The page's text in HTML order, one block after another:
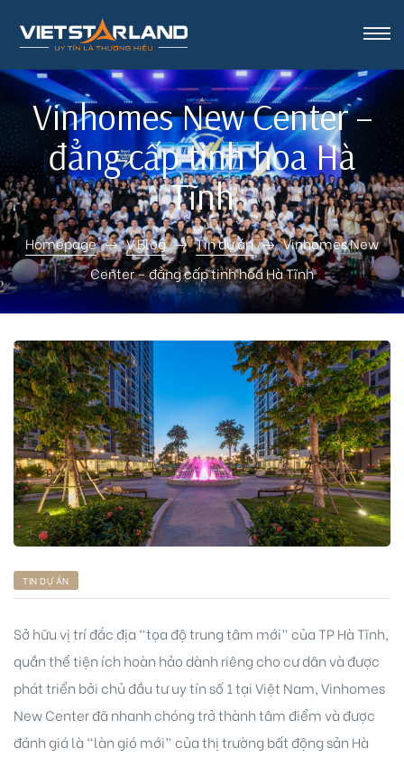
Vinhomes New Center –
đẳng cấp tinh hoa Hà
Tĩnh
Homepage V Blog Tin dự án
Vinhomes New
Center – đẳng cấp tinh hoa Hà Tĩnh
TIN DỰ ÁN
Sở hữu vị trí đắc địa “tọa độ trung tâm mới” của TP Hà Tĩnh,
quần thể tiện ích hoàn hảo dành riêng cho cư dân và được
phát triển bởi chủ đầu tư uy tín số 1 tại Việt Nam, Vinhomes
New Center đã nhanh chóng trở thành tâm điểm và được
đánh giá là “làn gió mới” của thị trường bất động sản Hà
Vinh